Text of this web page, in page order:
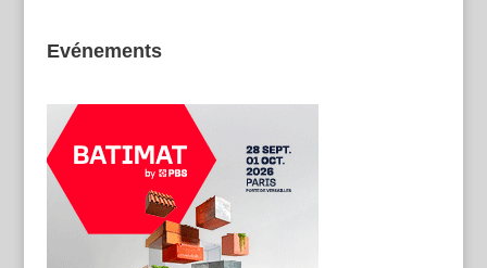
Evénements